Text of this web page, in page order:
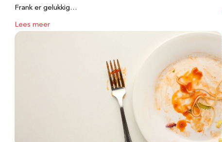
Frank er gelukkig…
Lees meer